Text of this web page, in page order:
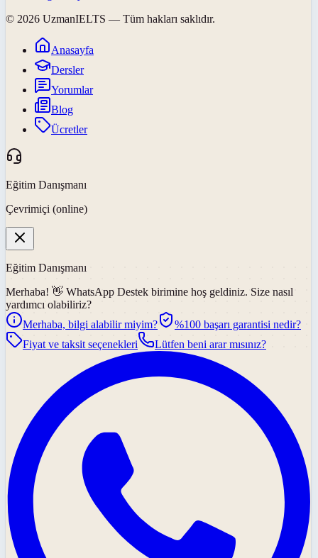
© 2026 UzmanIELTS — Tüm hakları saklıdır.
Anasayfa
Dersler
Yorumlar
Blog
Ücretler
Eğitim Danışmanı
Çevrimiçi (online)
Eğitim Danışmanı
Merhaba! 👋 WhatsApp Destek birimine hoş geldiniz. Size nasıl
yardımcı olabiliriz?
Merhaba, bilgi alabilir miyim?
%100 başarı garantisi nedir?
Fiyat ve taksit seçenekleri
Lütfen beni arar mısınız?